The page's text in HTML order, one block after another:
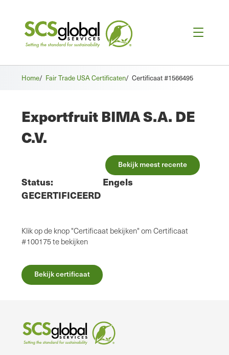
Home/ Fair Trade USA Certificaten/ Certificaat #1566495
Exportfruit BIMA S.A. DE
C.V.
Bekijk meest recente
Status:
GECERTIFICEERD
Engels
Klik op de knop "Certificaat bekijken" om Certificaat
#100175 te bekijken
Bekijk certificaat